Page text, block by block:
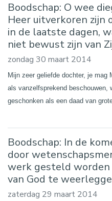
Boodschap: O wee
Heer uitverkoren zijn
in de laatste dagen,
niet bewust zijn van
zondag 30 maart 2014
Mijn zeer geliefde dochter, je mag
als vanzelfsprekend beschouwen,
geschonken als een daad van
Boodschap: In de
door
werk gesteld
van God te
zaterdag 29 maart 2014